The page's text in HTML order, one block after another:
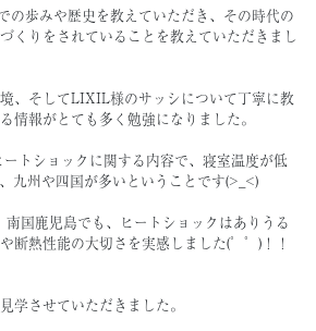
の歩みや歴史を教えていただき、その時代の
くりをされていることを教えていただきまし
、そしてLIXIL様のサッシについて丁寧に教
情報がとても多く勉強になりました。
トショックに関する内容で、寝室温度が低
九州や四国が多いということです(>_<)
南国鹿児島でも、ヒートショックはありうる
断熱性能の大切さを実感しました(゜゜)！！
学させていただきました。